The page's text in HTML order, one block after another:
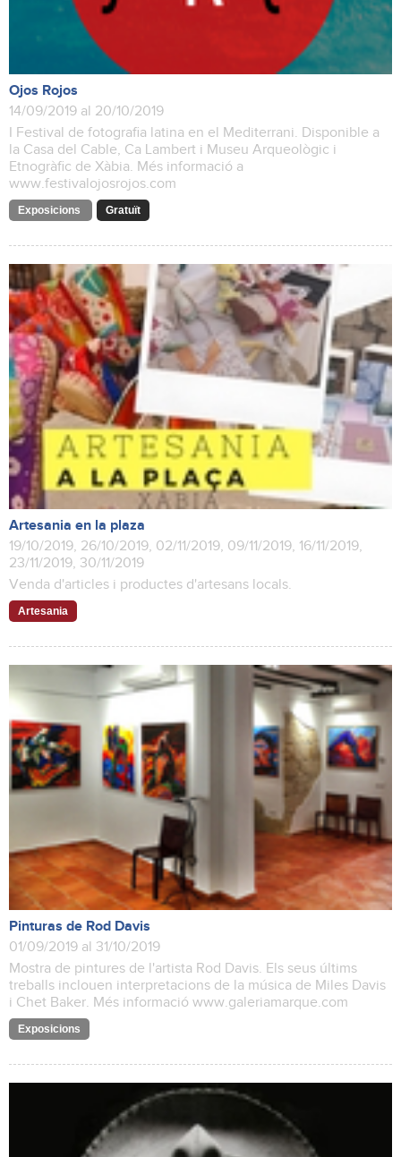
Ojos Rojos
14/09/2019 al 20/10/2019
I Festival de fotografia latina en el Mediterrani. Disponible a
la Casa del Cable, Ca Lambert i Museu Arqueològic i
Etnogràfic de Xàbia. Més informació a
www.festivalojosrojos.com
Exposicions Gratuït
Artesania en la plaza
19/10/2019, 26/10/2019, 02/11/2019, 09/11/2019, 16/11/2019,
23/11/2019, 30/11/2019
Venda d'articles i productes d'artesans locals.
Artesania
Pinturas de Rod Davis
01/09/2019 al 31/10/2019
Mostra de pintures de l'artista Rod Davis. Els seus últims
treballs inclouen interpretacions de la música de Miles Davis
i Chet Baker. Més informació www.galeriamarque.com
Exposicions